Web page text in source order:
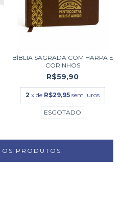
BÍBLIA SAGRADA COM HARPA E
CORINHOS
R$59,90
2 x de R$29,95 sem juros
ESGOTADO
PRODUTOS